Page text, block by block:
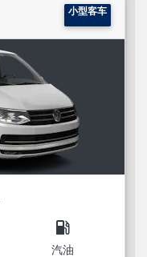
小型客车
local_gas_station
汽油